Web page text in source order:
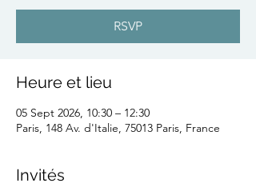
RSVP
Heure et lieu
05 Sept 2026, 10:30 – 12:30
Paris, 148 Av. d'Italie, 75013 Paris, France
Invités